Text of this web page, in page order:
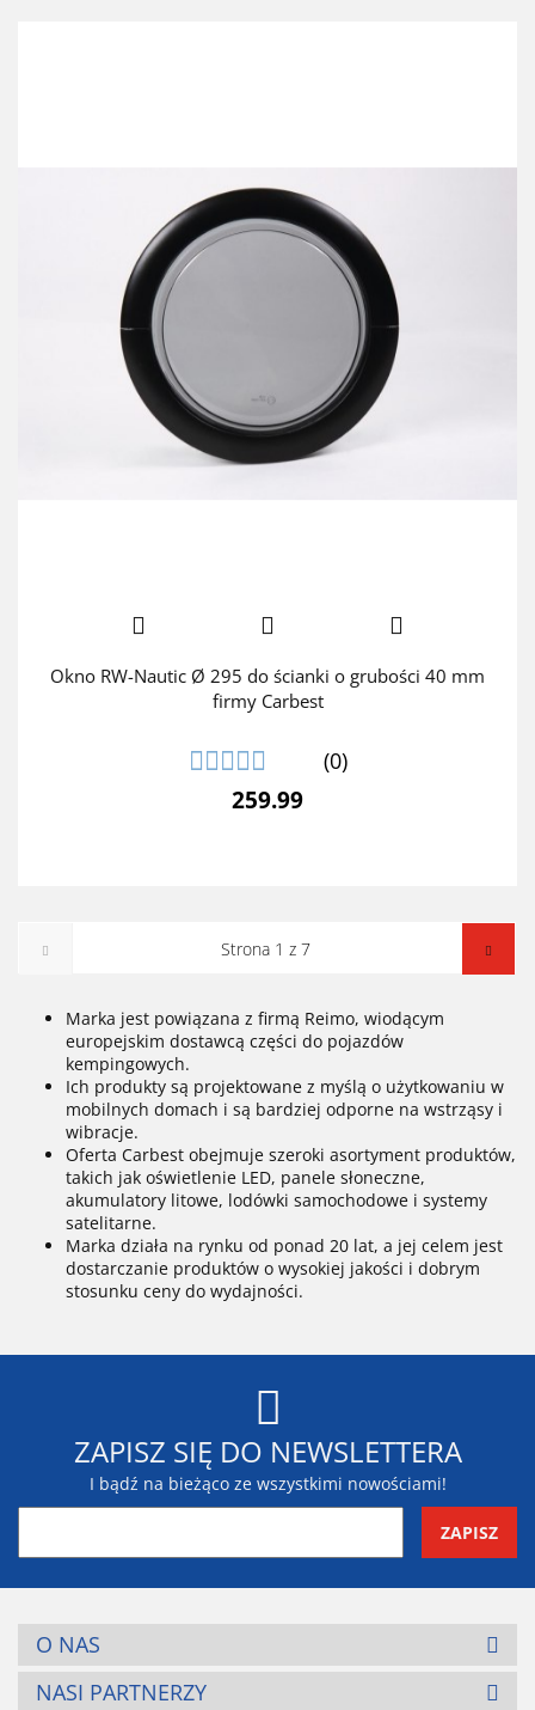
Okno RW-Nautic Ø 295 do ścianki o grubości 40 mm
firmy Carbest
(0)
259.99
Marka jest powiązana z firmą Reimo, wiodącym
europejskim dostawcą części do pojazdów
kempingowych.
Ich produkty są projektowane z myślą o użytkowaniu w
mobilnych domach i są bardziej odporne na wstrząsy i
wibracje.
Oferta Carbest obejmuje szeroki asortyment produktów,
takich jak oświetlenie LED, panele słoneczne,
akumulatory litowe, lodówki samochodowe i systemy
satelitarne.
Marka działa na rynku od ponad 20 lat, a jej celem jest
dostarczanie produktów o wysokiej jakości i dobrym
stosunku ceny do wydajności.
ZAPISZ SIĘ DO NEWSLETTERA
I bądź na bieżąco ze wszystkimi nowościami!
O NAS
NASI PARTNERZY